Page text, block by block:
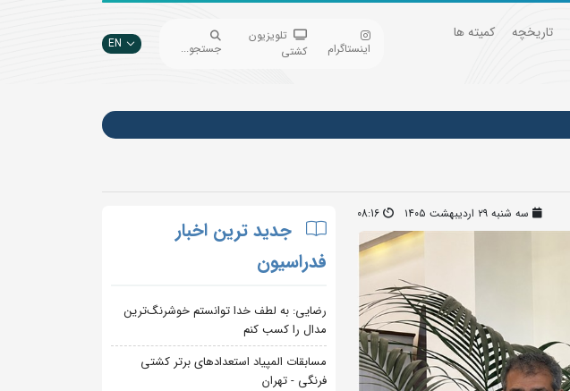
تاریخچه
کمیته ها
اینستاگرام
تلویزیون
کشتی
جستجو... EN
سه شنبه ۲۹ اردیبهشت ۱۴۰۵ 08:16
جدید ترین اخبار
فدراسیون
رضایی: به لطف خدا توانستم خوشرنگ‌ترین
مدال را کسب کنم
مسابقات المپیاد استعدادهای برتر کشتی
فرنگی - تهران